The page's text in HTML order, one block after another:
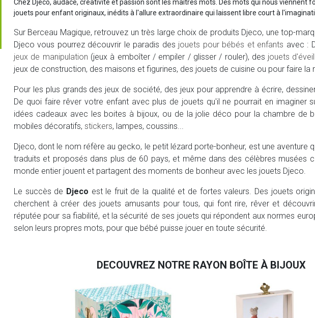
Chez Djeco, audace, créativité et passion sont les maîtres mots. Des mots qui nous viennent
jouets pour enfant originaux, inédits à l'allure extraordinaire qui laissent libre court à
Sur Berceau Magique, retrouvez un très large choix de produits Djeco, une top-
Djeco vous pourrez découvrir le paradis des jouets pour bébés et enfants avec :
jeux de manipulation (jeux à emboîter / empiler / glisser / rouler), des jouets d'éveil
jeux de construction, des maisons et figurines, des jouets de cuisine ou pour faire la
Pour les plus grands des jeux de société, des jeux pour apprendre à écrire,
De quoi faire rêver votre enfant avec plus de jouets qu'il ne pourrait en imaginer
idées cadeaux avec les boites à bijoux, ou de la jolie déco pour la chambre de
mobiles décoratifs, stickers, lampes, coussins...
Djeco, dont le nom réfère au gecko, le petit lézard porte-bonheur, est une aventure
traduits et proposés dans plus de 60 pays, et même dans des célèbres musées
monde entier jouent et partagent des moments de bonheur avec les jouets Djeco.
Le succès de Djeco est le fruit de la qualité et de fortes valeurs. Des jouets
cherchent à créer des jouets amusants pour tous, qui font rire, rêver et
réputée pour sa fiabilité, et la sécurité de ses jouets qui répondent aux normes
selon leurs propres mots, pour que bébé puisse jouer en toute sécurité.
DECOUVREZ NOTRE RAYON BOÎTE À BIJOUX